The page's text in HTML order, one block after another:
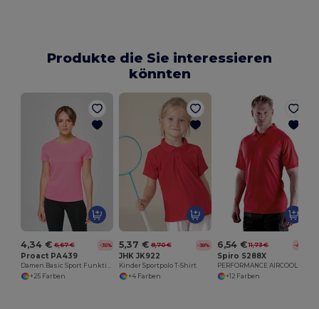
Produkte die Sie interessieren
könnten
4,34 € 6,67 € -35%
Proact PA439
Damen Basic Sport Funktionsshirt Kurzarm
+25 Farben
5,37 € 8,70 € -38%
JHK JK922
Kinder Sportpolo T-Shirt
+4 Farben
6,54 € 11,73 € -44%
Spiro S288X
+12 Farben